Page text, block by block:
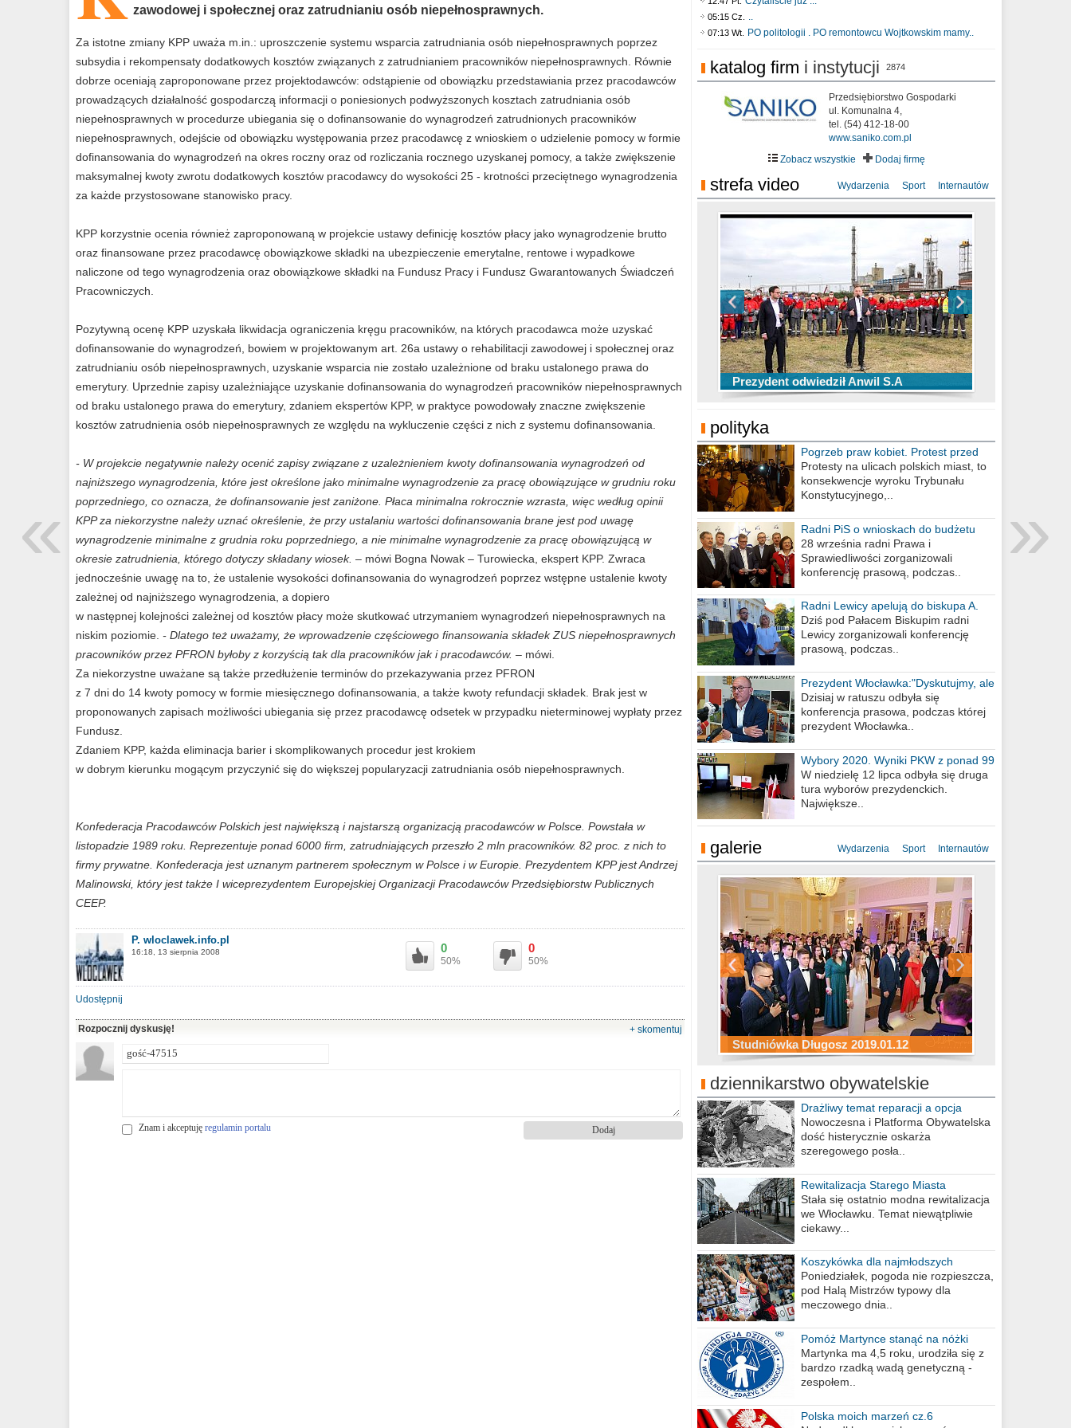
zawodowej i społecznej oraz zatrudnianiu osób niepełnosprawnych.
Za istotne zmiany KPP uważa m.in.: uproszczenie systemu wsparcia zatrudniania osób niepełnosprawnych poprzez
subsydia i rekompensaty dodatkowych kosztów związanych z zatrudnianiem pracowników niepełnosprawnych. Równie
dobrze oceniają zaproponowane przez projektodawców: odstąpienie od obowiązku przedstawiania przez pracodawców
prowadzących działalność gospodarczą informacji o poniesionych podwyższonych kosztach zatrudniania osób
niepełnosprawnych w procedurze ubiegania się o dofinansowanie do wynagrodzeń zatrudnionych pracowników
niepełnosprawnych, odejście od obowiązku występowania przez pracodawcę z wnioskiem o udzielenie pomocy w formie
dofinansowania do wynagrodzeń na okres roczny oraz od rozliczania rocznego uzyskanej pomocy, a także zwiększenie
maksymalnej kwoty zwrotu dodatkowych kosztów pracodawcy do wysokości 25 - krotności przeciętnego wynagrodzenia
za każde przystosowane stanowisko pracy.
KPP korzystnie ocenia również zaproponowaną w projekcie ustawy definicję kosztów płacy jako wynagrodzenie brutto
oraz finansowane przez pracodawcę obowiązkowe składki na ubezpieczenie emerytalne, rentowe i wypadkowe
naliczone od tego wynagrodzenia oraz obowiązkowe składki na Fundusz Pracy i Fundusz Gwarantowanych Świadczeń
Pracowniczych.
Pozytywną ocenę KPP uzyskała likwidacja ograniczenia kręgu pracowników, na których pracodawca może uzyskać
dofinansowanie do wynagrodzeń, bowiem w projektowanym art. 26a ustawy o rehabilitacji zawodowej i społecznej oraz
zatrudnianiu osób niepełnosprawnych, uzyskanie wsparcia nie zostało uzależnione od braku ustalonego prawa do
emerytury. Uprzednie zapisy uzależniające uzyskanie dofinansowania do wynagrodzeń pracowników niepełnosprawnych
od braku ustalonego prawa do emerytury, zdaniem ekspertów KPP, w praktyce powodowały znaczne zwiększenie
kosztów zatrudnienia osób niepełnosprawnych ze względu na wykluczenie części z nich z systemu dofinansowania.
- W projekcie negatywnie należy ocenić zapisy związane z uzależnieniem kwoty dofinansowania wynagrodzeń od
najniższego wynagrodzenia, które jest określone jako minimalne wynagrodzenie za pracę obowiązujące w grudniu roku
poprzedniego, co oznacza, że dofinansowanie jest zaniżone. Płaca minimalna rokrocznie wzrasta, więc według opinii
KPP za niekorzystne należy uznać określenie, że przy ustalaniu wartości dofinansowania brane jest pod uwagę
wynagrodzenie minimalne z grudnia roku poprzedniego, a nie minimalne wynagrodzenie za pracę obowiązującą w
okresie zatrudnienia, którego dotyczy składany wiosek. – mówi Bogna Nowak – Turowiecka, ekspert KPP. Zwraca
jednocześnie uwagę na to, że ustalenie wysokości dofinansowania do wynagrodzeń poprzez wstępne ustalenie kwoty
zależnej od najniższego wynagrodzenia, a dopiero
w następnej kolejności zależnej od kosztów płacy może skutkować utrzymaniem wynagrodzeń niepełnosprawnych na
niskim poziomie. - Dlatego też uważamy, że wprowadzenie częściowego finansowania składek ZUS niepełnosprawnych
pracowników przez PFRON byłoby z korzyścią tak dla pracowników jak i pracodawców. – mówi.
Za niekorzystne uważane są także przedłużenie terminów do przekazywania przez PFRON
z 7 dni do 14 kwoty pomocy w formie miesięcznego dofinansowania, a także kwoty refundacji składek. Brak jest w
proponowanych zapisach możliwości ubiegania się przez pracodawcę odsetek w przypadku nieterminowej wypłaty przez
Fundusz.
Zdaniem KPP, każda eliminacja barier i skomplikowanych procedur jest krokiem
w dobrym kierunku mogącym przyczynić się do większej popularyzacji zatrudniania osób niepełnosprawnych.
Konfederacja Pracodawców Polskich jest największą i najstarszą organizacją pracodawców w Polsce. Powstała w
listopadzie 1989 roku. Reprezentuje ponad 6000 firm, zatrudniających przeszło 2 mln pracowników. 82 proc. z nich to
firmy prywatne. Konfederacja jest uznanym partnerem społecznym w Polsce i w Europie. Prezydentem KPP jest Andrzej
Malinowski, który jest także I wiceprezydentem Europejskiej Organizacji Pracodawców Przedsiębiorstw Publicznych
CEEP.
P. wloclawek.info.pl
16:18, 13 sierpnia 2008 0
50%
0
50%
Udostępnij
Rozpocznij dyskusję! + skomentuj
Znam i akceptuję regulamin portalu
05:15 Cz. ..
07:13 Wt. PO politologii . PO remontowcu Wojtkowskim mamy..
katalog firm i instytucji 2874
Przedsiębiorstwo Gospodarki
ul. Komunalna 4,
tel. (54) 412-18-00
www.saniko.com.pl
Zobacz wszystkie
Dodaj firmę
strefa video Wydarzenia Sport Internautów
Prezydent odwiedził Anwil S.A
TOP 10 przechwytów Anwilu Włocławek
w EBL w sezonie 2019/2020
TOP 5 rzutów Anwilu Włocławek w BCL
w sezonie 2019/2020
Ni To Ponk - W oczach mamy strach
sixf33t .Last Year DRONE FOOTAGE
Włocławek
XXIII Sesja Rady Miasta Włocławek VIII
kadencji w dniu 09.06.2020 r.
polityka
Pogrzeb praw kobiet. Protest przed
biurem poselskim PiS
Protesty na ulicach polskich miast, to
konsekwencje wyroku Trybunału
Konstytucyjnego,..
Radni PiS o wnioskach do budżetu
miasta na 2021 rok
28 września radni Prawa i
Sprawiedliwości zorganizowali
konferencję prasową, podczas..
Radni Lewicy apelują do biskupa A.
Wiesława Meringa
Dziś pod Pałacem Biskupim radni
Lewicy zorganizowali konferencję
prasową, podczas..
Prezydent Włocławka:"Dyskutujmy, ale
nie obrażajmy się”
Dzisiaj w ratuszu odbyła się
konferencja prasowa, podczas której
prezydent Włocławka..
Wybory 2020. Wyniki PKW z ponad 99
procent obwodów
W niedzielę 12 lipca odbyła się druga
tura wyborów prezydenckich.
Największe..
galerie Wydarzenia Sport Internautów
Studniówka Długosz 2019.01.12
ZS Budowlanych 2019.01.12
Studniówka LZK 2019.01.11
Studniówka Kopernik 2019.01.11
Studniówka LMK 2019.01.05
Studniówka ZS Ekonomicznych
2019.01.05
dziennikarstwo obywatelskie
Drażliwy temat reparacji a opcja
berlińska
Nowoczesna i Platforma Obywatelska
dość histerycznie oskarża
szeregowego posła..
Rewitalizacja Starego Miasta
Stała się ostatnio modna rewitalizacja
we Włocławku. Temat niewątpliwie
ciekawy...
Koszykówka dla najmłodszych
Poniedziałek, pogoda nie rozpieszcza,
pod Halą Mistrzów typowy dla
meczowego dnia..
Pomóż Martynce stanąć na nóżki
Martynka ma 4,5 roku, urodziła się z
bardzo rzadką wadą genetyczną -
zespołem..
Polska moich marzeń cz.6
»
«